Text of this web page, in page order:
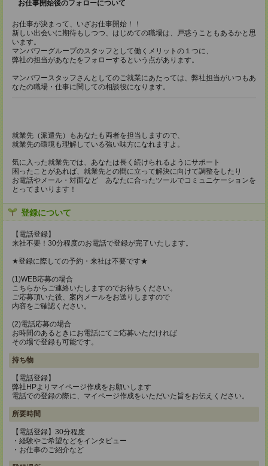
お仕事開始後のフォローについて
お仕事が決まって、いざお仕事開始！！
新しい出会いに期待もしつつ、はじめての職場は、戸惑うこともあるかと思
います。
マンパワーグループのスタッフとして働くメリットの１つに、
弊社の担当があなたをフォローするという点があります。
マンパワースタッフさんとしてのご就業にあたっては、弊社担当がいつもあ
なたの職場・仕事に関しての相談役になります。
就業先（派遣先）もあなたも両者を担当しますので、
就業先の環境も理解している強い味方になれますよ。
気に入った就業先では、あなたは長く続けられるようにサポート
困ったことがあれば、就業先との間に立って解決に向けて調整をしたり
お電話やメール・対面など あなたに合ったツールでコミュニケーションを
とってまいります！
登録について
【電話登録】
来社不要！30分程度のお電話で登録が完了いたします。
★登録に際しての予約・来社は不要です★
(1)WEB応募の場合
こちらからご連絡いたしますのでお待ちください。
ご応募頂いた後、案内メールをお送りしますので
内容をご確認ください。
(2)電話応募の場合
お時間のあるときにお電話にてご応募いただければ
その場で登録も可能です。
持ち物
【電話登録】
弊社HPよりマイページ作成をお願いします
電話での登録の際に、マイページ作成をいただいた旨をお伝えください。
所要時間
【電話登録】30分程度
・経験やご希望などをインタビュー
・お仕事のご紹介など